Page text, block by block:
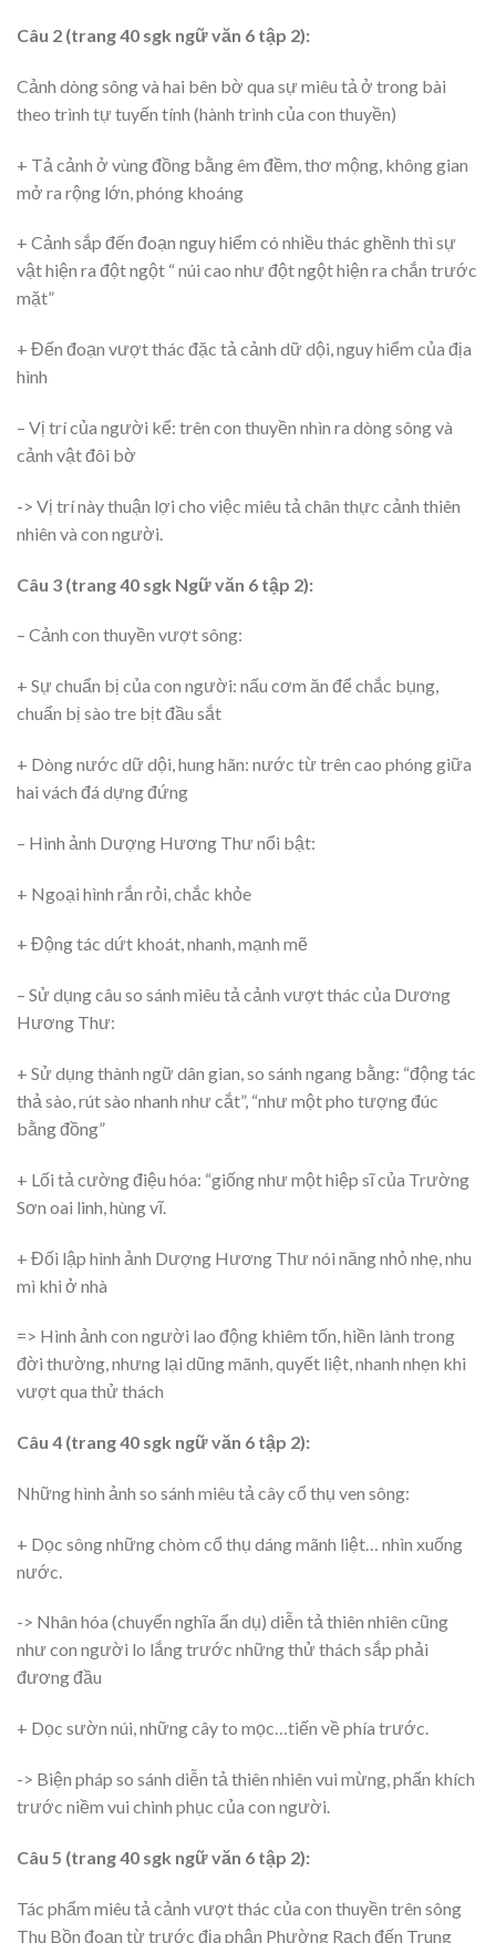
Câu 2 (trang 40 sgk ngữ văn 6 tập 2):
Cảnh dòng sông và hai bên bờ qua sự miêu tả ở trong bài
theo trình tự tuyến tính (hành trình của con thuyền)
+ Tả cảnh ở vùng đồng bằng êm đềm, thơ mộng, không gian
mở ra rộng lớn, phóng khoáng
+ Cảnh sắp đến đoạn nguy hiểm có nhiều thác ghềnh thì sự
vật hiện ra đột ngột “ núi cao như đột ngột hiện ra chắn trước
mặt”
+ Đến đoạn vượt thác đặc tả cảnh dữ dội, nguy hiểm của địa
hình
– Vị trí của người kể: trên con thuyền nhìn ra dòng sông và
cảnh vật đôi bờ
-> Vị trí này thuận lợi cho việc miêu tả chân thực cảnh thiên
nhiên và con người.
Câu 3 (trang 40 sgk Ngữ văn 6 tập 2):
– Cảnh con thuyền vượt sông:
+ Sự chuẩn bị của con người: nấu cơm ăn để chắc bụng,
chuẩn bị sào tre bịt đầu sắt
+ Dòng nước dữ dội, hung hãn: nước từ trên cao phóng giữa
hai vách đá dựng đứng
– Hình ảnh Dượng Hương Thư nổi bật:
+ Ngoại hình rắn rỏi, chắc khỏe
+ Động tác dứt khoát, nhanh, mạnh mẽ
– Sử dụng câu so sánh miêu tả cảnh vượt thác của Dương
Hương Thư:
+ Sử dụng thành ngữ dân gian, so sánh ngang bằng: “động tác
thả sào, rút sào nhanh như cắt”, “như một pho tượng đúc
bằng đồng”
+ Lối tả cường điệu hóa: “giống như một hiệp sĩ của Trường
Sơn oai linh, hùng vĩ.
+ Đối lập hình ảnh Dượng Hương Thư nói năng nhỏ nhẹ, nhu
mì khi ở nhà
=> Hình ảnh con người lao động khiêm tốn, hiền lành trong
đời thường, nhưng lại dũng mãnh, quyết liệt, nhanh nhẹn khi
vượt qua thử thách
Câu 4 (trang 40 sgk ngữ văn 6 tập 2):
Những hình ảnh so sánh miêu tả cây cổ thụ ven sông:
+ Dọc sông những chòm cổ thụ dáng mãnh liệt… nhìn xuống
nước.
-> Nhân hóa (chuyển nghĩa ẩn dụ) diễn tả thiên nhiên cũng
như con người lo lắng trước những thử thách sắp phải
đương đầu
+ Dọc sườn núi, những cây to mọc…tiến về phía trước.
-> Biện pháp so sánh diễn tả thiên nhiên vui mừng, phấn khích
trước niềm vui chinh phục của con người.
Câu 5 (trang 40 sgk ngữ văn 6 tập 2):
Tác phẩm miêu tả cảnh vượt thác của con thuyền trên sông
Thu Bồn đoạn từ trước địa phận Phường Rạch đến Trung